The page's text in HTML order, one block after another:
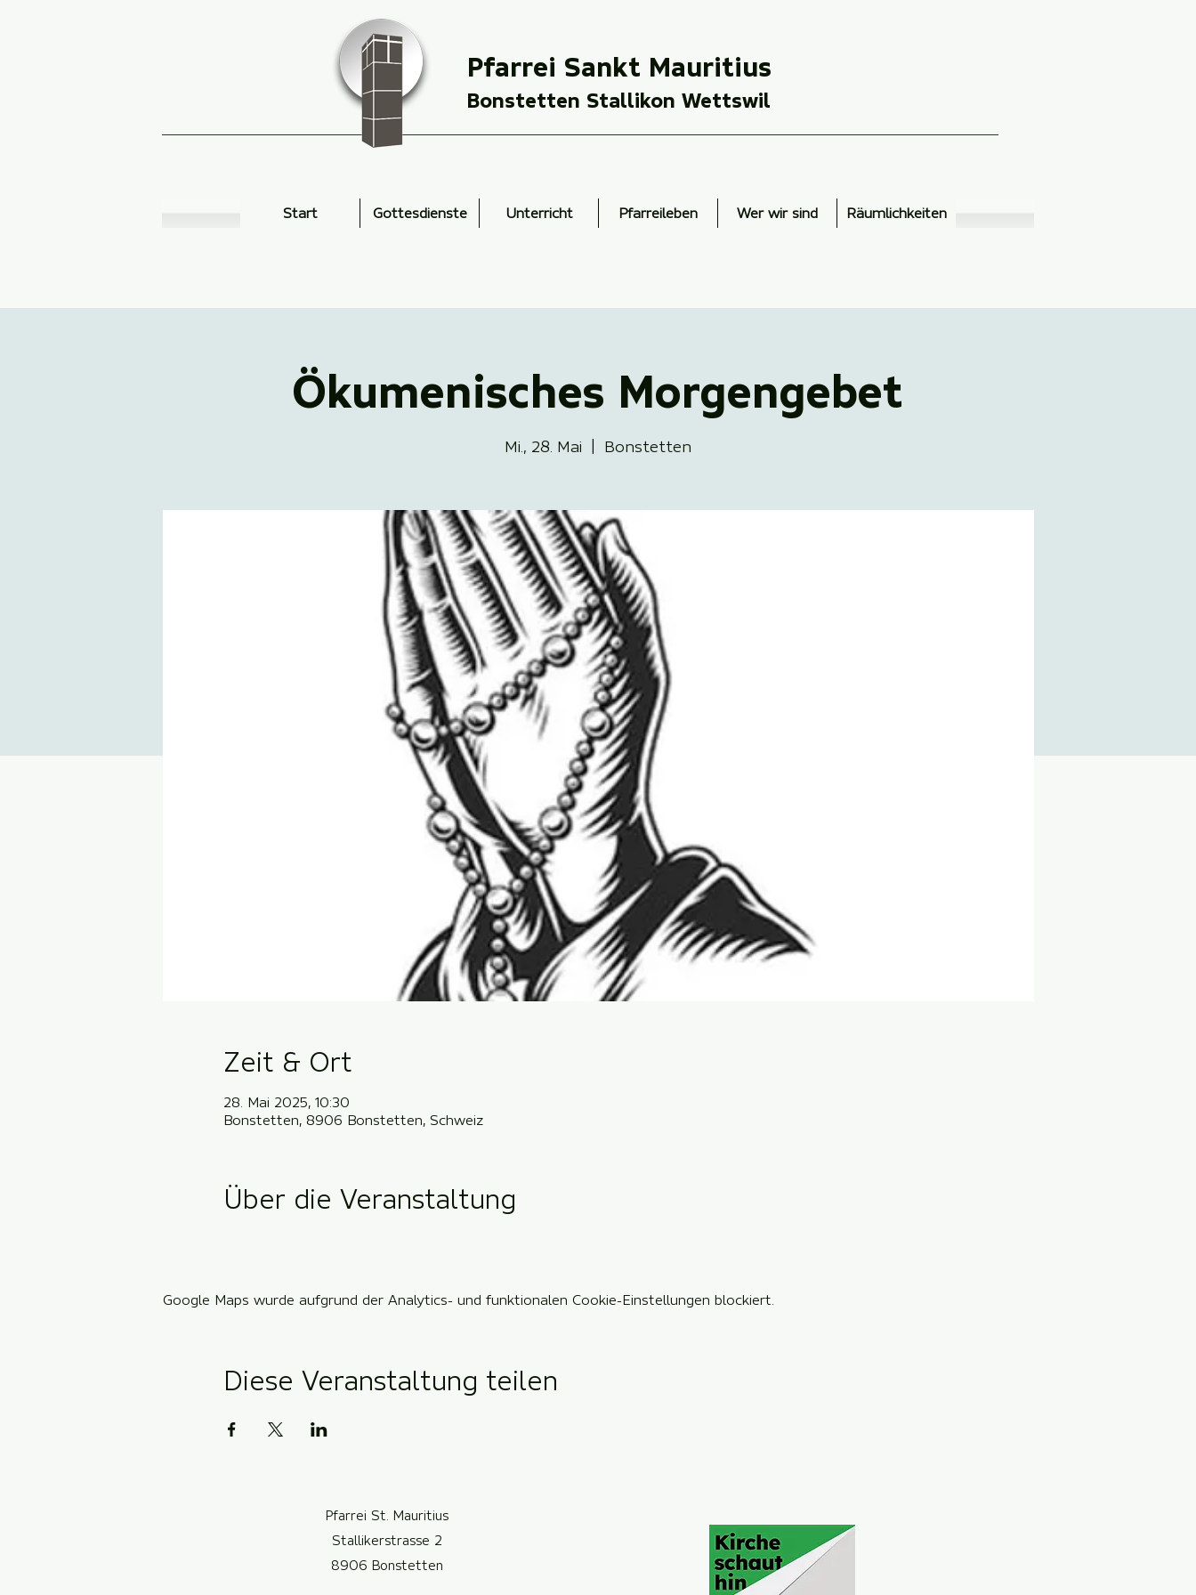
Pfarrei Sankt Mauritius
Bonstetten Stallikon Wettswil
Start Gottesdienste Unterricht Pfarreileben Wer wir sind Räumlichkeiten
Ökumenisches Morgengebet
Mi., 28. Mai Bonstetten
Zeit & Ort
28. Mai 2025, 10:30
Bonstetten, 8906 Bonstetten, Schweiz
Über die Veranstaltung
Google Maps wurde aufgrund der Analytics- und funktionalen Cookie-Einstellungen blockiert.
Diese Veranstaltung teilen
Pfarrei St. Mauritius
Stallikerstrasse 2
8906 Bonstetten